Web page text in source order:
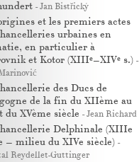
-Jan Bistřický
et les premiers actes
urbaines en
en particulier à
et Kotor (XIIIe–XIVes.) -
des Ducs de
de la fin du XIIème au
du XVème siècle -Jean Richard
Delphinale (XIIIe
– milieu du XIVe siècle) -
Reydellet-Guttinger